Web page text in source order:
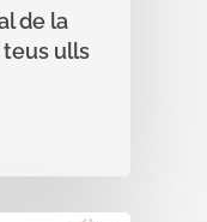
de la
teus ulls